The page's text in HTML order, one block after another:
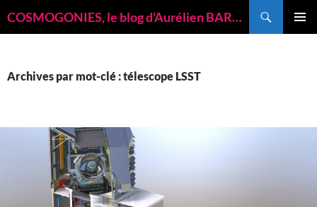
COSMOGONIES, le blog d'Aurélien BARRAU, astrophysicien
Archives par mot-clé : télescope LSST